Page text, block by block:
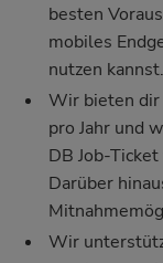
besten
mobiles
nutzen kannst.
Wir bieten dir
pro Jahr und
DB Job-
Darüber
Wir